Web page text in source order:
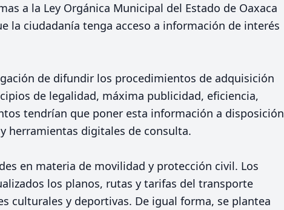
a la Ley Orgánica Municipal del Estado de Oaxaca
la ciudadanía tenga acceso a información de interés
de difundir los procedimientos de adquisición
de legalidad, máxima publicidad, eficiencia,
tendrían que poner esta información a disposición
herramientas digitales de consulta.
en materia de movilidad y protección civil. Los
los planos, rutas y tarifas del transporte
culturales y deportivas. De igual forma, se plantea